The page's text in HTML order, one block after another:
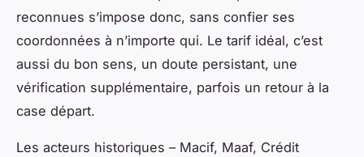
reconnues s’impose donc, sans confier ses
coordonnées à n’importe qui. Le tarif idéal, c’est
aussi du bon sens, un doute persistant, une
vérification supplémentaire, parfois un retour à la
case départ.
Les acteurs historiques – Macif, Maaf, Crédit